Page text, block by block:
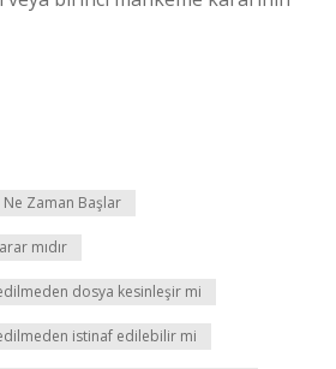
Ne Zaman Başlar
mıdır
dosya kesinleşir mi
istinaf edilebilir mi